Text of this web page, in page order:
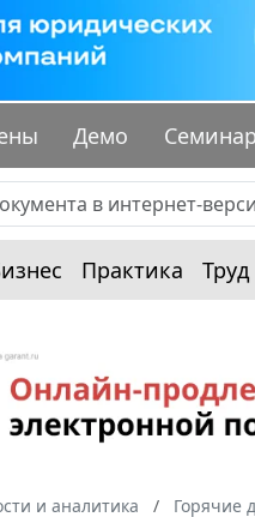
Демо
Практика Труд
и аналитика Горячие